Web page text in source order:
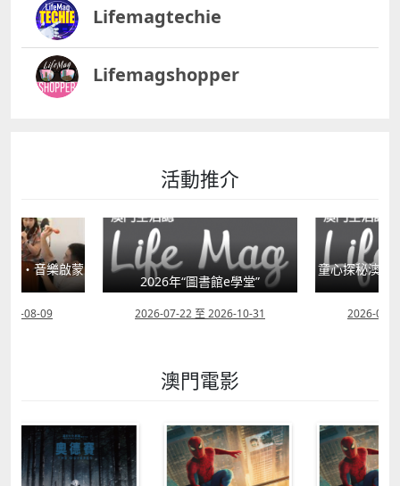
Lifemagtechie
Lifemagshopper
活動推介
語・音樂啟蒙
08-09
2026年“圖書館e學堂”
2026-07-22 至 2026-10-31
童心探秘澳門
2026-07-
澳門電影